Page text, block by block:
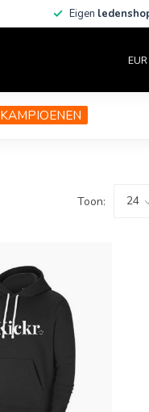
Eigen
EUR
KAMPIOENEN
Toon: